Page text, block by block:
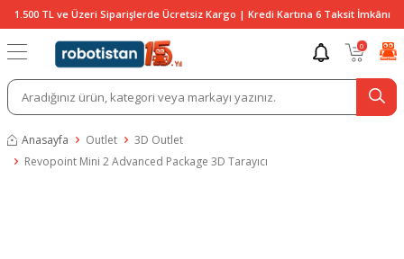
1.500 TL ve Üzeri Siparişlerde Ücretsiz Kargo | Kredi Kartına 6 Taksit İmkânı
0
Anasayfa Outlet
3D Outlet
Revopoint Mini 2 Advanced Package 3D Tarayıcı